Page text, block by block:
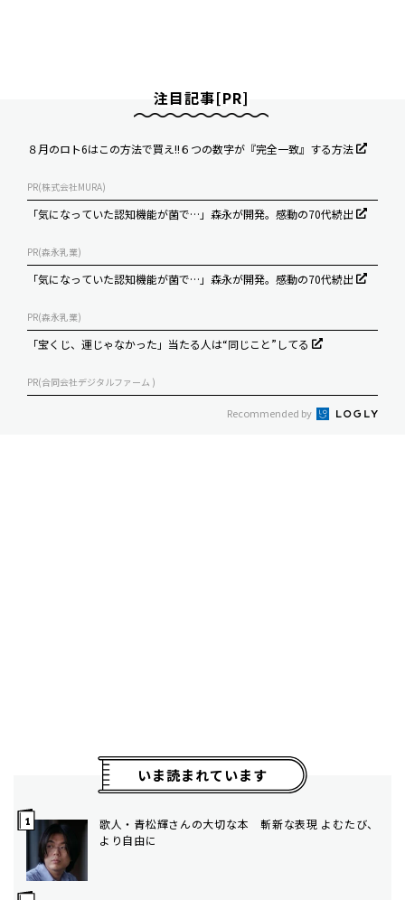
注目記事[PR]
８月のロト6はこの方法で買え!!６つの数字が『完全一致』する方法
PR(株式会社MURA)
「気になっていた認知機能が菌で…」森永が開発。感動の70代続出
PR(森永乳業)
「気になっていた認知機能が菌で…」森永が開発。感動の70代続出
PR(森永乳業)
「宝くじ、運じゃなかった」当たる人は“同じこと”してる
PR(合同会社デジタルファーム )
Recommended by
いま読まれています
歌人・青松輝さんの大切な本 斬新な表現 よむたび、
より自由に